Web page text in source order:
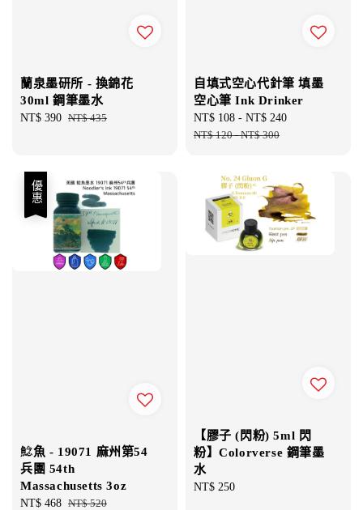
蘭泉墨研所 - 換錦花
30ml 鋼筆墨水
Sale
NT$ 390 Regular
NT$ 435
自填式空心代針筆 填墨
空心筆 Ink Drinker
Sale
price
NT$ 108 - NT$ 240
NT$ 120-NT$ 300
優惠
鯰魚 - 19071 麻州第54
兵團 54th
Massachusetts 3oz
Sale
NT$ 468 Regular
NT$ 520
【膠子 (閃粉) 5ml 閃
粉】Colorverse 鋼筆墨
水
Regular
NT$ 250